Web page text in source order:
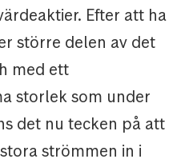
Efter att ha
större delen av det
med ett
storlek som under
det nu tecken på att
strömmen in i